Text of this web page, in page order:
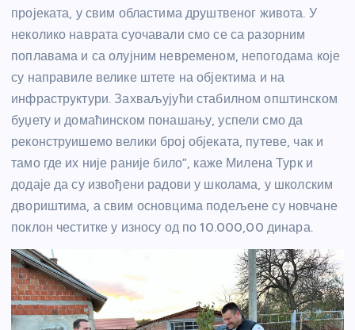
пројеката, у свим областима друштвеног живота. У
неколико наврата суочавали смо се са разорним
поплавама и са олујним невременом, непогодама које
су направиле велике штете на објектима и на
инфраструктури. Захваљујући стабилном општинском
буџету и домаћинском понашању, успели смо да
реконструишемо велики број објеката, путеве, чак и
тамо где их није раније било”, каже Милена Турк и
додаје да су извођени радови у школама, у школским
двориштима, а свим основцима подељене су новчане
поклон честитке у износу од по 10.000,00 динара.